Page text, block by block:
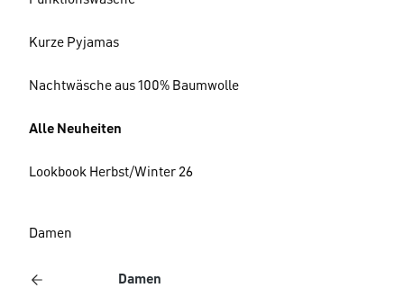
Kurze Pyjamas
Nachtwäsche aus 100% Baumwolle
Alle Neuheiten
Lookbook Herbst/Winter 26
Damen
Damen